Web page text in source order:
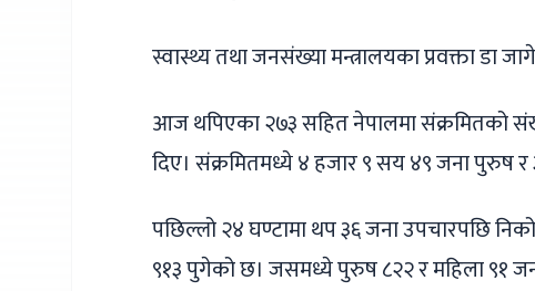
स्वास्थ्य तथा जनसंख्या मन्त्रालयका प्रवक्ता डा
आज थपिएका २७३ सहित नेपालमा संक्रमितको
दिए। संक्रमितमध्ये ४ हजार ९ सय ४९ जना पुरुष
पछिल्लो २४ घण्टामा थप ३६ जना उपचारपछि
९१३ पुगेको छ। जसमध्ये पुरुष ८२२ र महिला ९१